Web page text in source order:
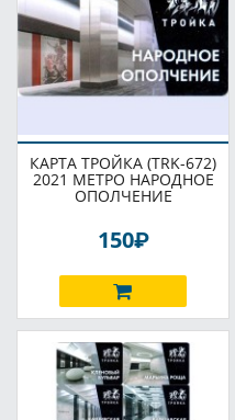
КАРТА ТРОЙКА (TRK-672)
2021 МЕТРО НАРОДНОЕ
ОПОЛЧЕНИЕ
150P